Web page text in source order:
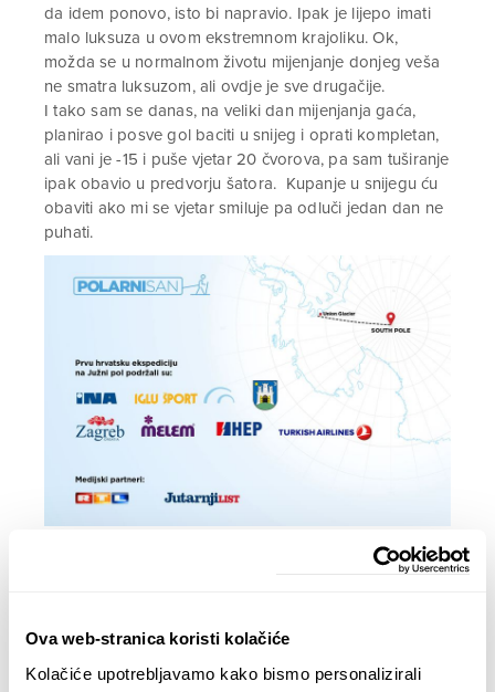
Ova web-stranica koristi kolačiće
Kolačiće upotrebljavamo kako bismo personalizirali
da idem ponovo, isto bi napravio. Ipak je lijepo imati
malo luksuza u ovom ekstremnom krajoliku. Ok,
možda se u normalnom životu mijenjanje donjeg veša
ne smatra luksuzom, ali ovdje je sve drugačije.
I tako sam se danas, na veliki dan mijenjanja gaća,
planirao i posve gol baciti u snijeg i oprati kompletan,
ali vani je -15 i puše vjetar 20 čvorova, pa sam tuširanje
ipak obavio u predvorju šatora. Kupanje u snijegu ću
obaviti ako mi se vjetar smiluje pa odluči jedan dan ne
puhati.